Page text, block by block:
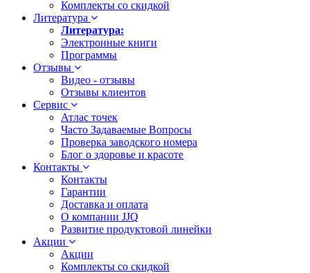
Комплекты со скидкой
Литература
Литература:
Электронные книги
Программы
Отзывы
Видео - отзывы
Отзывы клиентов
Сервис
Атлас точек
Часто Задаваемые Вопросы
Проверка заводского номера
Блог о здоровье и красоте
Контакты
Контакты
Гарантии
Доставка и оплата
О компании JJQ
Развитие продуктовой линейки
Акции
Акции
Комплекты со скидкой